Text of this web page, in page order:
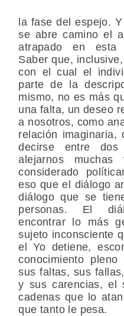
la fase del espejo.
se abre camino el
atrapado en esta
Saber que,
con el cual el
parte de la
mismo, no es más
una falta, un deseo
a nosotros, como
relación
decirse entre dos
alejarnos
considerado
eso que el diálogo
diálogo que se
personas. El
encontrar lo más
sujeto inconsciente
el Yo detiene,
conocimiento
sus faltas, sus
y sus carencias, el
cadenas que lo
que tanto le pesa.